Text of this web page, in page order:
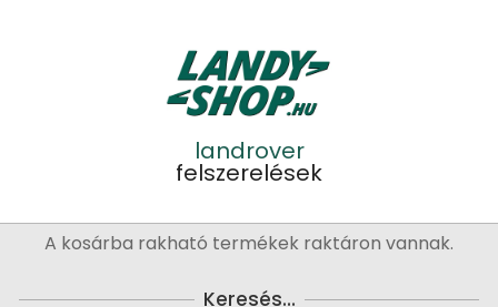
landrover
felszerelések
PrimaryA kosárba rakható termékek raktáron vannak.
Keresés…